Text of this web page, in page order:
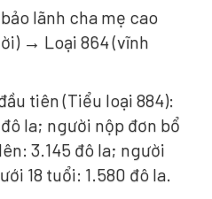
lãnh cha mẹ cao
→ Loại 864 (vĩnh
tiên (Tiểu loại 884):
la; người nộp đơn bổ
3.145 đô la; người
18 tuổi: 1.580 đô la.